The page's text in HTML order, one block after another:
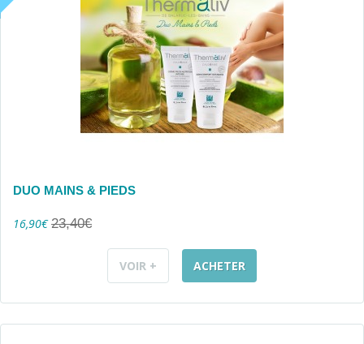
DUO MAINS & PIEDS
16,90€ 23,40€
VOIR + ACHETER